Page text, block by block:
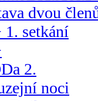
dvou
setkání
2.
noci